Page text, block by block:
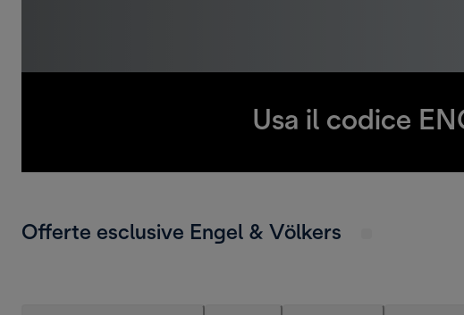
Usa il codice
Offerte esclusive Engel & Völkers